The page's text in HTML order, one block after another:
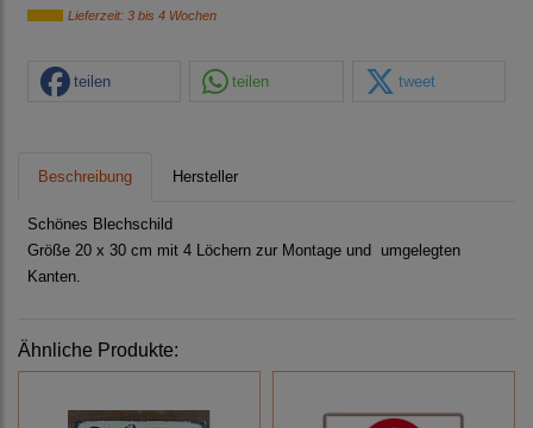
Lieferzeit: 3 bis 4 Wochen
teilen teilen tweet
Beschreibung Hersteller
Schönes Blechschild
Größe 20 x 30 cm mit 4 Löchern zur Montage und umgelegten
Kanten.
Ähnliche Produkte: